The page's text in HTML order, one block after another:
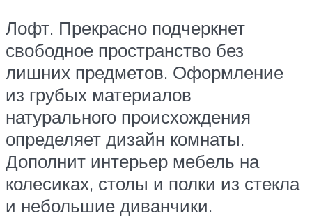
Лофт. Прекрасно подчеркнет
свободное пространство без
лишних предметов. Оформление
из грубых материалов
натурального происхождения
определяет дизайн комнаты.
Дополнит интерьер мебель на
колесиках, столы и полки из стекла
и небольшие диванчики.